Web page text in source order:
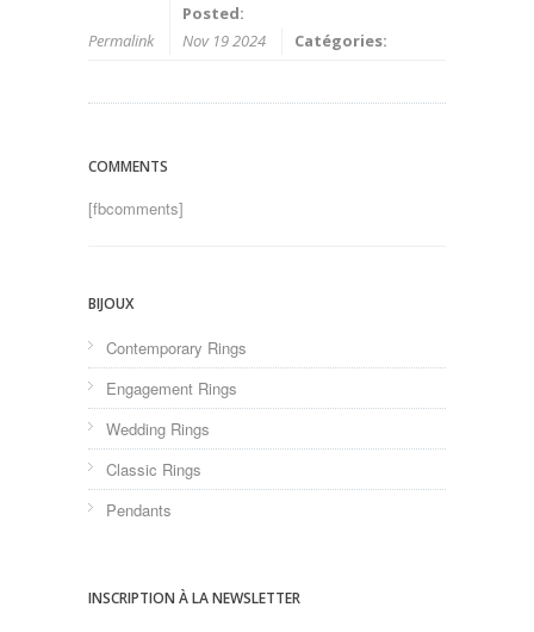
Permalink
Posted:
Nov 19 2024
Catégories:
COMMENTS
[fbcomments]
BIJOUX
Contemporary Rings
Engagement Rings
Wedding Rings
Classic Rings
Pendants
INSCRIPTION À LA NEWSLETTER